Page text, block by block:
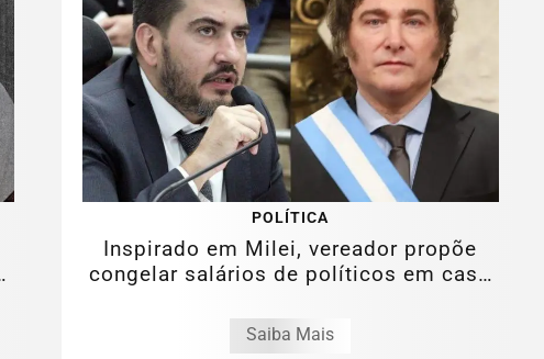
POLÍTICA
Inspirado em Milei, vereador propõe
congelar salários de políticos em caso
Saiba Mais